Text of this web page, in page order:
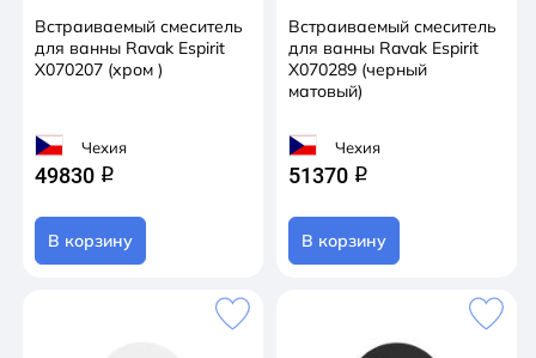
Встраиваемый смеситель
для ванны Ravak Espirit
X070207 (хром )
Чехия
49830 q
В корзину
Встраиваемый смеситель
для ванны Ravak Espirit
X070289 (черный
матовый)
Чехия
51370 q
В корзину